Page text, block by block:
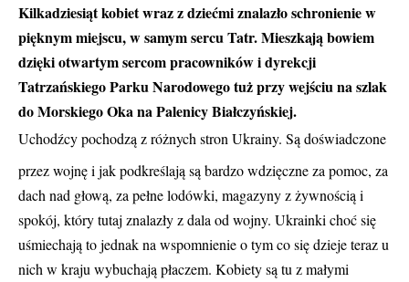
Kilkadziesiąt kobiet wraz z dziećmi znalazło schronienie w
pięknym miejscu, w samym sercu Tatr. Mieszkają bowiem
dzięki otwartym sercom pracowników i dyrekcji
Tatrzańskiego Parku Narodowego tuż przy wejściu na szlak
do Morskiego Oka na Palenicy Białczyńskiej.
Uchodźcy pochodzą z różnych stron Ukrainy. Są doświadczone
przez wojnę i jak podkreślają są bardzo wdzięczne za pomoc, za
dach nad głową, za pełne lodówki, magazyny z żywnością i
spokój, który tutaj znalazły z dala od wojny. Ukrainki choć się
uśmiechają to jednak na wspomnienie o tym co się dzieje teraz u
nich w kraju wybuchają płaczem. Kobiety są tu z małymi